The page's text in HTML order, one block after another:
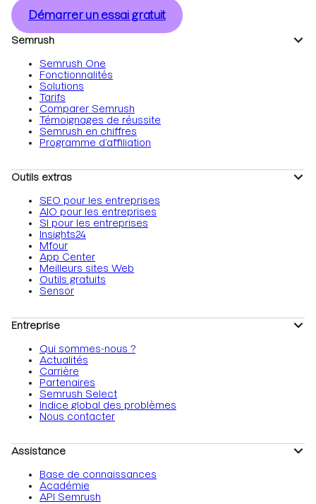
Démarrer un essai gratuit
Semrush
Semrush One
Fonctionnalités
Solutions
Tarifs
Comparer Semrush
Témoignages de réussite
Semrush en chiffres
Programme d’affiliation
Outils extras
SEO pour les entreprises
AIO pour les entreprises
SI pour les entreprises
Insights24
Mfour
App Center
Meilleurs sites Web
Outils gratuits
Sensor
Entreprise
Qui sommes-nous ?
Actualités
Carrière
Partenaires
Semrush Select
Indice global des problèmes
Nous contacter
Assistance
Base de connaissances
Académie
API Semrush